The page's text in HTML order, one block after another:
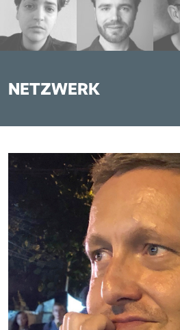
NETZWERK